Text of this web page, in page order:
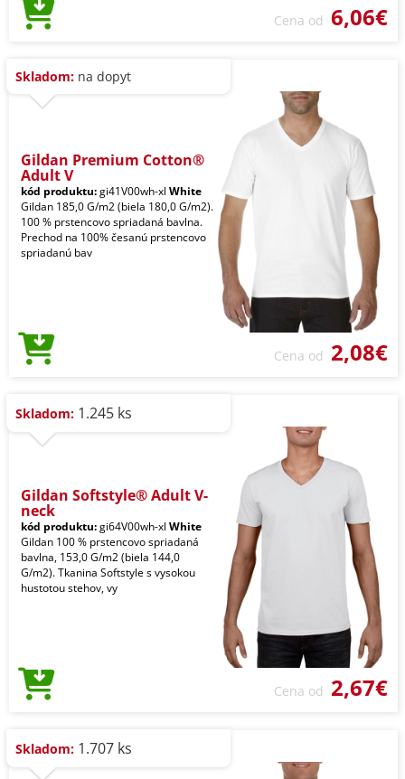
Cena od 6,06€
Skladom: na dopyt
Gildan Premium Cotton®
Adult V
kód produktu:gi41V00wh-xl White
Gildan 185,0 G/m2 (biela 180,0 G/m2).
100 % prstencovo spriadaná bavlna.
Prechod na 100% česanú prstencovo
spriadanú bav
Cena od 2,08€
Skladom: 1.245 ks
Gildan Softstyle® Adult V-
neck
kód produktu:gi64V00wh-xl White
Gildan 100 % prstencovo spriadaná
bavlna, 153,0 G/m2 (biela 144,0
G/m2). Tkanina Softstyle s vysokou
hustotou stehov, vy
Cena od 2,67€
Skladom: 1.707 ks